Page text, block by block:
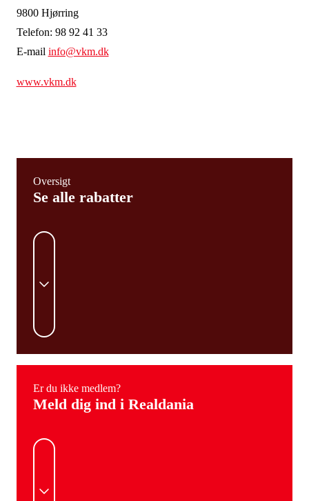
9800 Hjørring
Telefon: 98 92 41 33
E-mail info@vkm.dk
www.vkm.dk
Oversigt
Se alle rabatter
Er du ikke medlem?
Meld dig ind i Realdania